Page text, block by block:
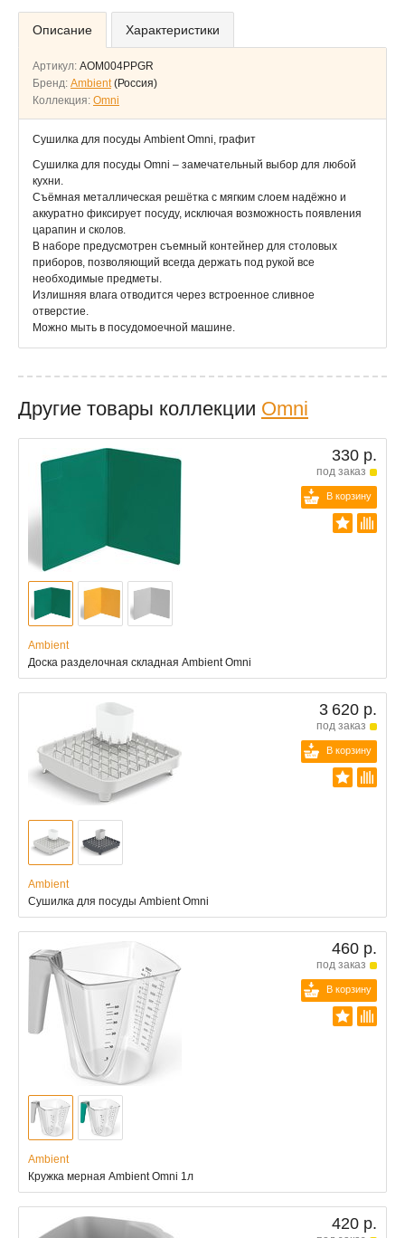
Описание Характеристики
Артикул: AOM004PPGR
Бренд: Ambient (Россия)
Коллекция: Omni
Сушилка для посуды Ambient Omni, графит
Сушилка для посуды Omni – замечательный выбор для любой
кухни.
Съёмная металлическая решётка с мягким слоем надёжно и
аккуратно фиксирует посуду, исключая возможность появления
царапин и сколов.
В наборе предусмотрен съемный контейнер для столовых
приборов, позволяющий всегда держать под рукой все
необходимые предметы.
Излишняя влага отводится через встроенное сливное
отверстие.
Можно мыть в посудомоечной машине.
Другие товары коллекции Omni
330 р.
под заказ
В корзину
Ambient
Доска разделочная складная Ambient Omni
3 620 р.
под заказ
В корзину
Ambient
Сушилка для посуды Ambient Omni
460 р.
под заказ
В корзину
Ambient
Кружка мерная Ambient Omni 1л
420 р.